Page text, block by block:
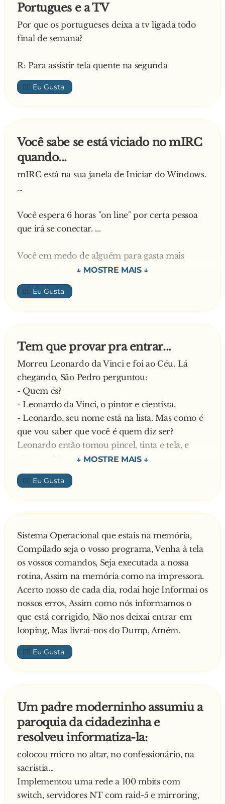
Portugues e a TV
Por que os portugueses deixa a tv ligada todo
final de semana?
R: Para assistir tela quente na segunda
👍🏼
Você sabe se está viciado no mIRC
quando...
mIRC está na sua janela de Iniciar do Windows.
...
Você espera 6 horas "on line" por certa pessoa
que irá se conectar. ...
Você em medo de alguém para gasta mais
tempo no irc que você...
Você procura em toda a "web" mais páginas do
tipo "Você sabe que IRC te viciou quando" . ...
as frases com " ... " ...
Você sonha que um policial te parou por
excesso de velocidade, mas não pode te dar
uma multa, pois você é "OP" e ele não. ...
Você é tao antigo num canal que você e o
"owner" da "mailing list" do canal. ...
Você é tão antigo num canal que você e o
"master" de um bot. ...
Você fica revoltado quando alguém abre um
do seu canal passam a frequentar o outro. ...
Você planeja escrever uma página ensinando a
acessar irc. ...
Você recebe a mensagem "unable to resolve
server" e começa a chorar. ...
Você acorda às 02:00 am para ir ao banheiro e
acaba indo ao computador. ...
"LAG","NETSPLIT","KICKAR" na vida real. ...
Você pede aos seus amigos da vida real para
chamá-lo pelo seu nick
Você comeca a ouvir [SOUND ...wav] no lugar
do rádio. ...
👍🏼
Tem que provar pra entrar...
Morreu Leonardo da Vinci e foi ao Céu. Lá
chegando, São Pedro perguntou:
- Quem és?
- Leonardo da Vinci, o pintor e cientista.
- Leonardo, seu nome está na lista. Mas como é
que vou saber que você é quem diz ser?
Leonardo então tomou pincel, tinta e tela, e
pintou a Mona Lisa.
- Tudo bem, Leonardo, pode entrar.
Morreu Albert Einstein. Foi pro Céu. São Pedro
perguntou:
- Quem és?
- Einstein, Einstein. Tá na lista. Mas, como Vou
saber que é você mesmo?
- Bem, posso te dizer que descobri que a
Energia é igual à Massa multiplicada pela
velocidade da luz ao quadrado.
- Entre, Einstein.
Morreu a Carla Perez. Chegando no Céu, São
Pedro perguntou:
- E você, quem é?
- Sou a Carla Perez.
- Olha, passaram por aqui o Leonardo da Vinci
e o Einstein, e eles tiveram que provar que
eram eles mesmos.
- Mas quem são esses?
- Pode entrar, Carla Perez.
👍🏼
Sistema Operacional que estais na memória,
Compilado seja o vosso programa, Venha à tela
os vossos comandos, Seja executada a nossa
rotina, Assim na memória como na impressora.
Acerto nosso de cada dia, rodai hoje Informai os
nossos erros, Assim como nós informamos o
que está corrigido, Não nos deixai entrar em
looping, Mas livrai-nos do Dump, Amém.
👍🏼
Um padre moderninho assumiu a
paroquia da cidadezinha e
resolveu informatiza-la:
colocou micro no altar, no confessionário, na
sacristia...
Implementou uma rede a 100 mbits com
switch, servidores NT com raid-5 e mirroring,